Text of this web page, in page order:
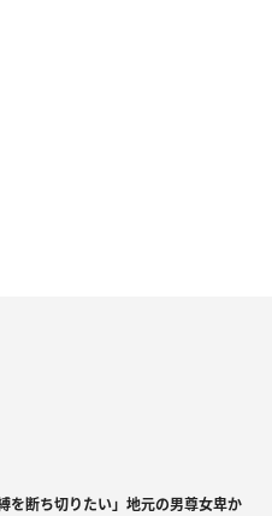
を断ち切りたい」地元の男尊女卑か